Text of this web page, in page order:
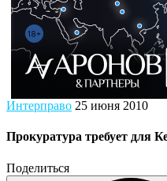
Интерправо 25 июня 2010
Прокуратура требует для
Поделиться